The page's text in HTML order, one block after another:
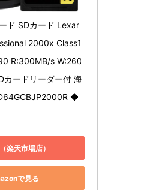
ド SDカード Lexar
2000x Class1
R:300MB/s W:260
カードリーダー付 海
◆
楽天市場店）
で見る